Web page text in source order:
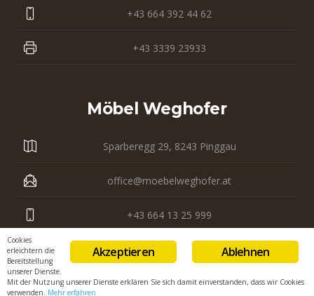
+43 664 392 44 62
+43 3339 23933
Möbel Weghofer
Sparberegg 29, 8243 Pinggau
office@moebelweghofer.at
+43 664 13 25 999
+43 3339 23 121 Ablehnen
Akzeptieren
Cookies
erleichtern die
Bereitstellung
unserer Dienste.
Mit der Nutzung unserer Dienste erklären Sie sich damit einverstanden, dass wir Cookies
verwenden. Mehr erfahren